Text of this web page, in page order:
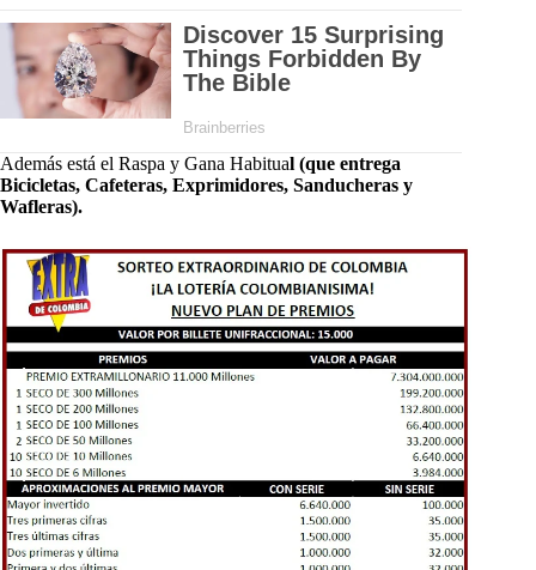
Además está el Raspa y Gana Habitual (que entrega
Bicicletas, Cafeteras, Exprimidores, Sanducheras y
Wafleras).